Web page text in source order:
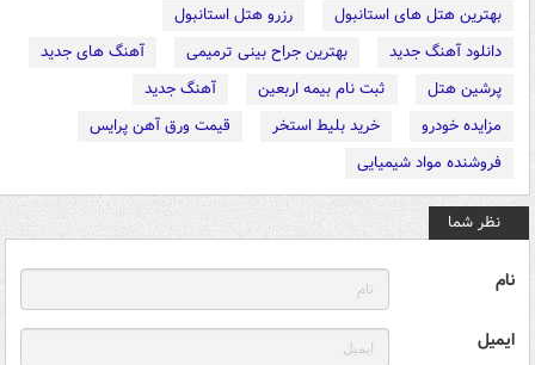
بهترین هتل های استانبول
رزرو هتل استانبول
دانلود آهنگ جدید
بهترین جراح بینی ترمیمی
آهنگ های جدید
پرشین هتل
ثبت نام بیمه اربعین
آهنگ جدید
مزایده خودرو
خرید بلیط استخر
قیمت ورق آهن پرایس
فروشنده مواد شیمیایی
نظر شما
نام
ایمیل